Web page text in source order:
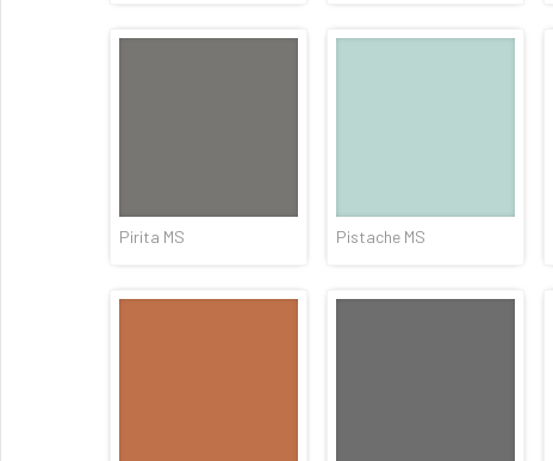
Pirita MS Pistache MS